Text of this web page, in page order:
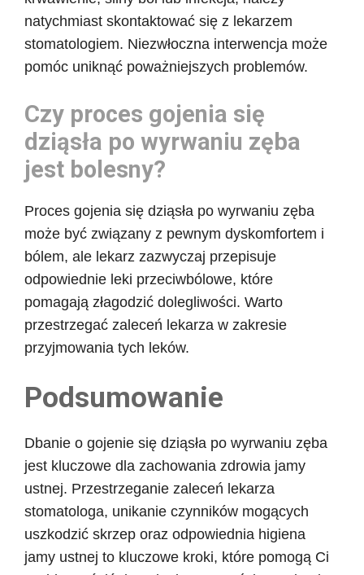
natychmiast skontaktować się z lekarzem
stomatologiem. Niezwłoczna interwencja może
pomóc uniknąć poważniejszych problemów.
Czy proces gojenia się
dziąsła po wyrwaniu zęba
jest bolesny?
Proces gojenia się dziąsła po wyrwaniu zęba
może być związany z pewnym dyskomfortem i
bólem, ale lekarz zazwyczaj przepisuje
odpowiednie leki przeciwbólowe, które
pomagają złagodzić dolegliwości. Warto
przestrzegać zaleceń lekarza w zakresie
przyjmowania tych leków.
Podsumowanie
Dbanie o gojenie się dziąsła po wyrwaniu zęba
jest kluczowe dla zachowania zdrowia jamy
ustnej. Przestrzeganie zaleceń lekarza
stomatologa, unikanie czynników mogących
uszkodzić skrzep oraz odpowiednia higiena
jamy ustnej to kluczowe kroki, które pomogą Ci